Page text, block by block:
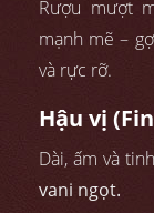
Rượu mượt
mạnh mẽ –
và rực rỡ.
Hậu vị
Dài, ấm và
vani ngọt.